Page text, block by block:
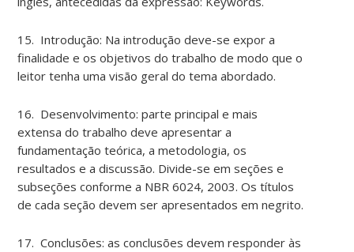
15. Introdução: Na introdução deve-se expor a
finalidade e os objetivos do trabalho de modo que o
leitor tenha uma visão geral do tema abordado.
16. Desenvolvimento: parte principal e mais
extensa do trabalho deve apresentar a
fundamentação teórica, a metodologia, os
resultados e a discussão. Divide-se em seções e
subseções conforme a NBR 6024, 2003. Os títulos
de cada seção devem ser apresentados em negrito.
17. Conclusões: as conclusões devem responder às